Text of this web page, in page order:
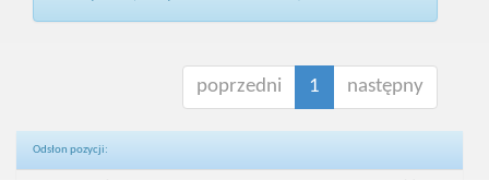
poprzedni 1 następny
Odsłon pozycji: